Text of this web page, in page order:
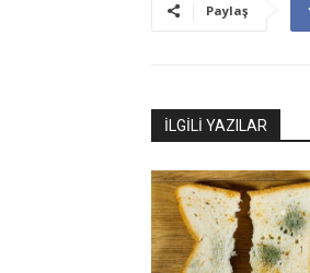
Paylaş
İLGİLİ YAZILAR